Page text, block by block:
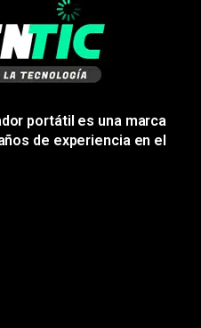
portátil es una marca
de experiencia en el